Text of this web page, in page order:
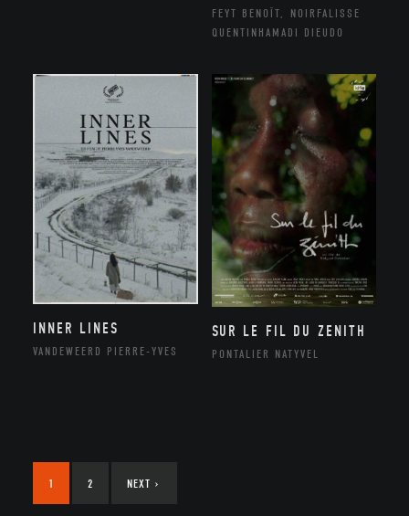
FEYT BENOÎT, NOIRFALISSE
QUENTINHAMADI DIEUDO
INNER LINES
VANDEWEERD PIERRE-YVES
SUR LE FIL DU ZENITH
PONTALIER NATYVEL
1 2 NEXT ›